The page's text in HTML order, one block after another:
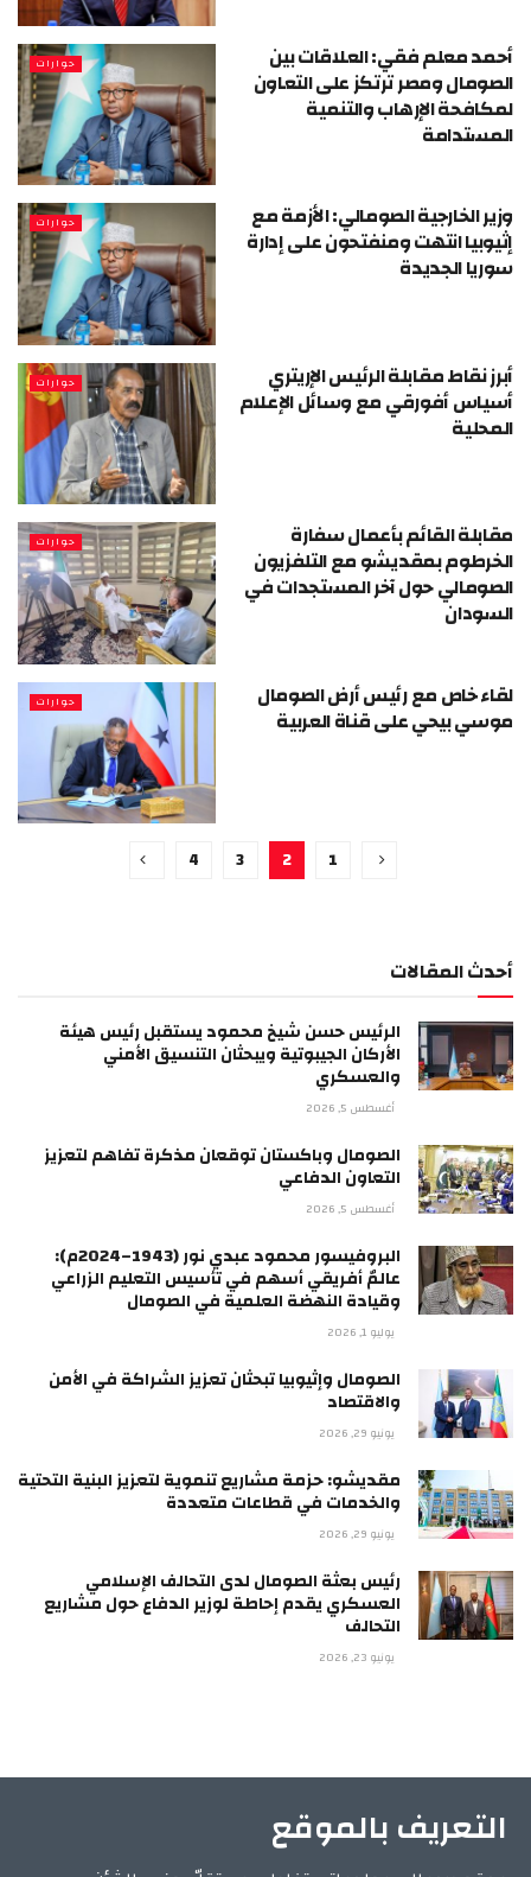
حوارات أحمد معلم فقي: العلاقات بين
الصومال ومصر ترتكز على التعاون
لمكافحة الإرهاب والتنمية
المستدامة
حوارات وزير الخارجية الصومالي: الأزمة مع
إثيوبيا انتهت ومنفتحون على إدارة
سوريا الجديدة
حوارات أبرز نقاط مقابلة الرئيس الإريتري
أسياس أفورقي مع وسائل الإعلام
المحلية
حوارات مقابلة القائم بأعمال سفارة
الخرطوم بمقديشو مع التلفزيون
الصومالي حول آخر المستجدات في
السودان
حوارات لقاء خاص مع رئيس أرض الصومال
موسي بيحي على قناة العربية
1
2
3
4
أحدث المقالات
الرئيس حسن شيخ محمود يستقبل رئيس هيئة
الأركان الجيبوتية ويبحثان التنسيق الأمني
والعسكري
أغسطس 5, 2026
الصومال وباكستان توقعان مذكرة تفاهم لتعزيز
التعاون الدفاعي
أغسطس 5, 2026
البروفيسور محمود عبدي نور (1943–2024م):
عالمٌ أفريقي أسهم في تأسيس التعليم الزراعي
وقيادة النهضة العلمية في الصومال
يوليو 1, 2026
الصومال وإثيوبيا تبحثان تعزيز الشراكة في الأمن
والاقتصاد
يونيو 29, 2026
مقديشو: حزمة مشاريع تنموية لتعزيز البنية التحتية
والخدمات في قطاعات متعددة
يونيو 29, 2026
رئيس بعثة الصومال لدى التحالف الإسلامي
العسكري يقدم إحاطة لوزير الدفاع حول مشاريع
التحالف
يونيو 23, 2026
التعريف بالموقع